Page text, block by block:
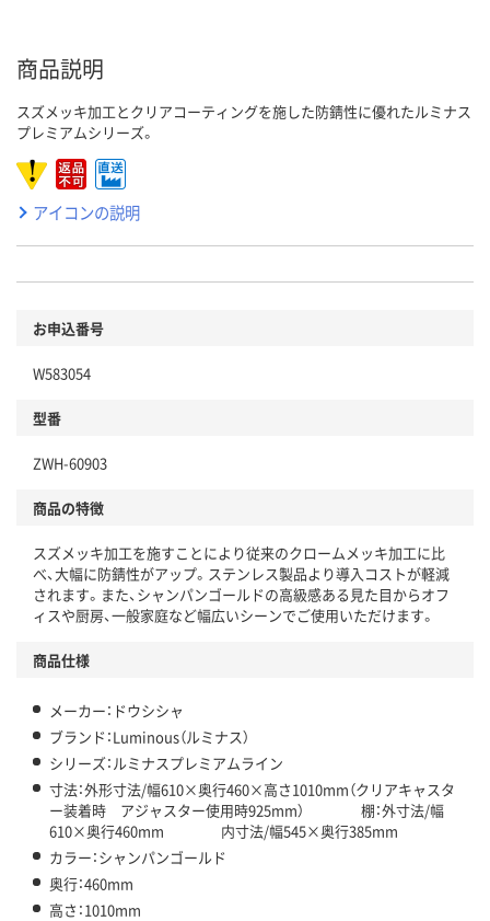
商品説明
スズメッキ加工とクリアコーティングを施した防錆性に優れたルミナス
プレミアムシリーズ。
アイコンの説明
お申込番号
W583054
型番
ZWH-60903
商品の特徴
スズメッキ加工を施すことにより従来のクロームメッキ加工に比
べ、大幅に防錆性がアップ。ステンレス製品より導入コストが軽減
されます。また、シャンパンゴールドの高級感ある見た目からオフ
ィスや厨房、一般家庭など幅広いシーンでご使用いただけます。
商品仕様
メーカー：ドウシシャ
ブランド：Luminous（ルミナス）
シリーズ：ルミナスプレミアムライン
寸法：外形寸法/幅610×奥行460×高さ1010mm（クリアキャスタ
ー装着時 アジャスター使用時925mm） 棚：外寸法/幅
610×奥行460mm 内寸法/幅545×奥行385mm
カラー：シャンパンゴールド
奥行：460mm
高さ：1010mm